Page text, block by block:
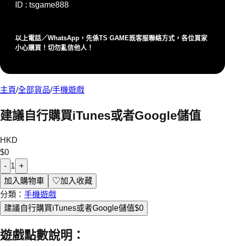
ID : tsgame888
以上電話／WhatsApp，先係TS GAME既客服聯絡⽅式，各位買家
⼩⼼購買！切勿亂信他⼈！
主頁/全部貨品/手機遊戲
建議自行購買iTunes或者Google儲值
HKD
$0
- 1 +
加入購物車
♡加入收藏
分類： 手機遊戲
建議自行購買iTunes或者Google儲值$0
遊戲點數說明 ：